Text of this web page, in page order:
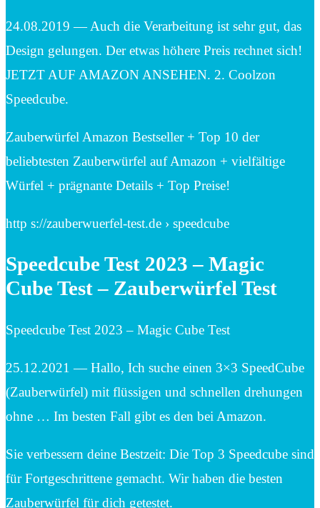
24.08.2019 — Auch die Verarbeitung ist sehr gut, das
Design gelungen. Der etwas höhere Preis rechnet sich!
JETZT AUF AMAZON ANSEHEN. 2. Coolzon
Speedcube.
Zauberwürfel Amazon Bestseller + Top 10 der
beliebtesten Zauberwürfel auf Amazon + vielfältige
Würfel + prägnante Details + Top Preise!
http s://zauberwuerfel-test.de › speedcube
Speedcube Test 2023 – Magic
Cube Test – Zauberwürfel Test
Speedcube Test 2023 – Magic Cube Test
25.12.2021 — Hallo, Ich suche einen 3×3 SpeedCube
(Zauberwürfel) mit flüssigen und schnellen drehungen
ohne … Im besten Fall gibt es den bei Amazon.
Sie verbessern deine Bestzeit: Die Top 3 Speedcube sind
für Fortgeschrittene gemacht. Wir haben die besten
Zauberwürfel für dich getestet.